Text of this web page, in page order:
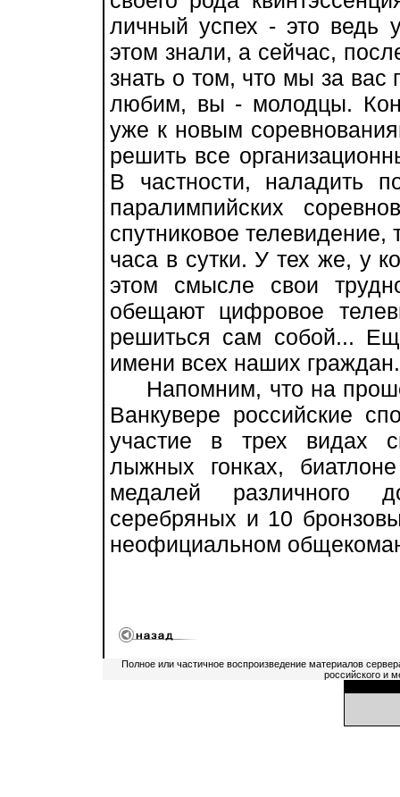
личный успех - это ведь
этом знали, а сейчас,
знать о том, что мы за
любим, вы - молодцы.
уже к новым
решить все
В частности, наладить
паралимпийских
спутниковое
часа в сутки. У тех же, у
этом смысле свои
обещают цифровое
решиться сам собой...
имени всех наших
Напомним, что на
Ванкувере российские
участие в трех видах
лыжных гонках,
медалей различного
серебряных и 10
неофициальном
Полное или частичное воспроизведение материалов
российского и